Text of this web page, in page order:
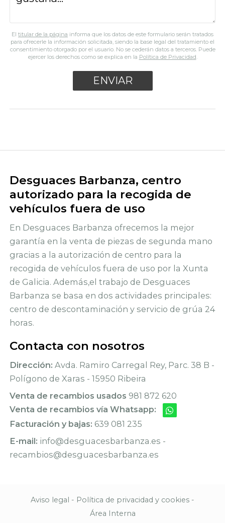
El titular de la página informa que los datos de este formulario serán tratados
para ofrecerle la información solicitada, siendo la base legal del tratamiento el
consentimiento otorgado por el usuario. No se cederán datos a terceros. Puede
ejercer los derechos como se explica en la Política de Privacidad
Desguaces Barbanza, centro
autorizado para la recogida de
vehículos fuera de uso
En Desguaces Barbanza ofrecemos la mejor
garantía en la venta de piezas de segunda mano
gracias a la autorización de centro para la
recogida de vehículos fuera de uso por la Xunta
de Galicia. Además,el trabajo de Desguaces
Barbanza se basa en dos actividades principales:
centro de descontaminación y servicio de grúa 24
horas.
Contacta con nosotros
Dirección: Avda. Ramiro Carregal Rey, Parc. 38 B -
Polígono de Xaras - 15950 Ribeira
Venta de recambios usados 981 872 620
Venta de recambios vía Whatsapp:
Facturación y bajas: 639 081 235
E-mail: info@desguacesbarbanza.es -
recambios@desguacesbarbanza.es
Aviso legal - Política de privacidad y cookies -
Área Interna